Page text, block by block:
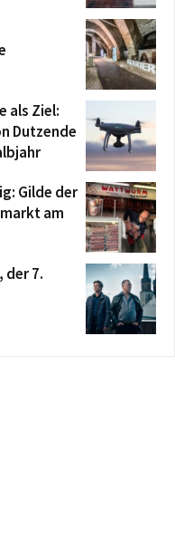
als Ziel:
Dutzende
Gilde der
am
der 7.